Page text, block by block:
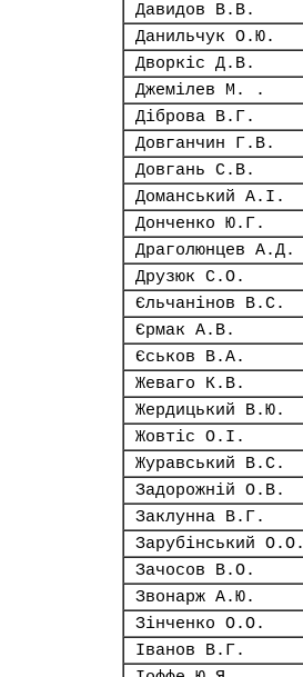
Давидов В.В.
Данильчук О.Ю.
Дворкіс Д.В.
Джемілев М. .
Діброва В.Г.
Довганчин Г.В.
Довгань С.В.
Доманський А.І.
Донченко Ю.Г.
Драголюнцев А.Д.
Друзюк С.О.
Єльчанінов В.С.
Єрмак А.В.
Єськов В.А.
Жеваго К.В.
Жердицький В.Ю.
Жовтіс О.І.
Журавський В.С.
Задорожній О.В.
Заклунна В.Г.
Зарубінський О.О.
Зачосов В.О.
Звонарж А.Ю.
Зінченко О.О.
Іванов В.Г.